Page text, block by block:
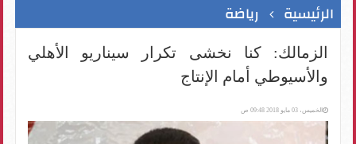
الرئيسية رياضة
الزمالك: كنا نخشى تكرار سيناريو الأهلي
والأسيوطي أمام الإنتاج
الخميس، 03 مايو 2018 09:48 ص